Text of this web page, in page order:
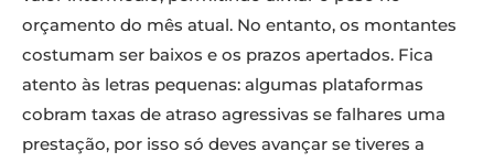
orçamento do mês atual. No entanto, os montantes
costumam ser baixos e os prazos apertados. Fica
atento às letras pequenas: algumas plataformas
cobram taxas de atraso agressivas se falhares uma
prestação, por isso só deves avançar se tiveres a